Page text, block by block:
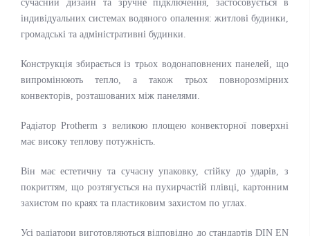
сучасний дизайн та зручне підключення, застосовується в
індивідуальних системах водяного опалення: житлові будинки,
громадські та адміністративні будинки.
Конструкція збирається із трьох водонаповнених панелей, що
випромінюють тепло, а також трьох повнорозмірних
конвекторів, розташованих між панелями.
Радіатор Protherm з великою площею конвекторної поверхні
має високу теплову потужність.
Він має естетичну та сучасну упаковку, стійку до ударів, з
покриттям, що розтягується на пухирчастій плівці, картонним
захистом по краях та пластиковим захистом по углах.
Усі радіатори виготовляються відповідно до стандартів DIN EN